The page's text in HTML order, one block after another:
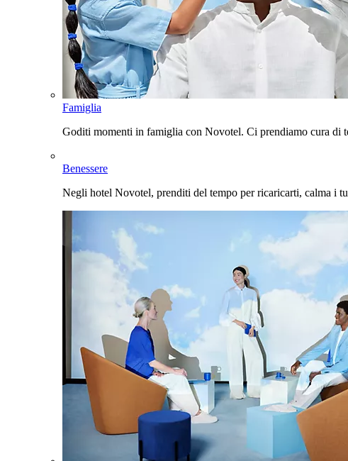
Famiglia
Goditi momenti in famiglia con Novotel. Ci prendiamo cura di
Benessere
Negli hotel Novotel, prenditi del tempo per ricaricarti, calma i